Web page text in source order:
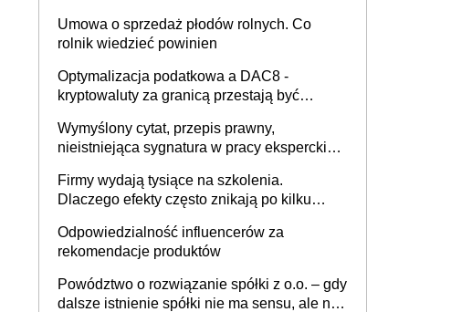
Umowa o sprzedaż płodów rolnych. Co
rolnik wiedzieć powinien
Optymalizacja podatkowa a DAC8 -
kryptowaluty za granicą przestają być
Wymyślony cytat, przepis prawny,
nieistniejąca sygnatura w pracy eksperckiej -
firmie
Firmy wydają tysiące na szkolenia.
Dlaczego efekty często znikają po kilku
Odpowiedzialność influencerów za
rekomendacje produktów
Powództwo o rozwiązanie spółki z o.o. – gdy
dalsze istnienie spółki nie ma sensu, ale nie